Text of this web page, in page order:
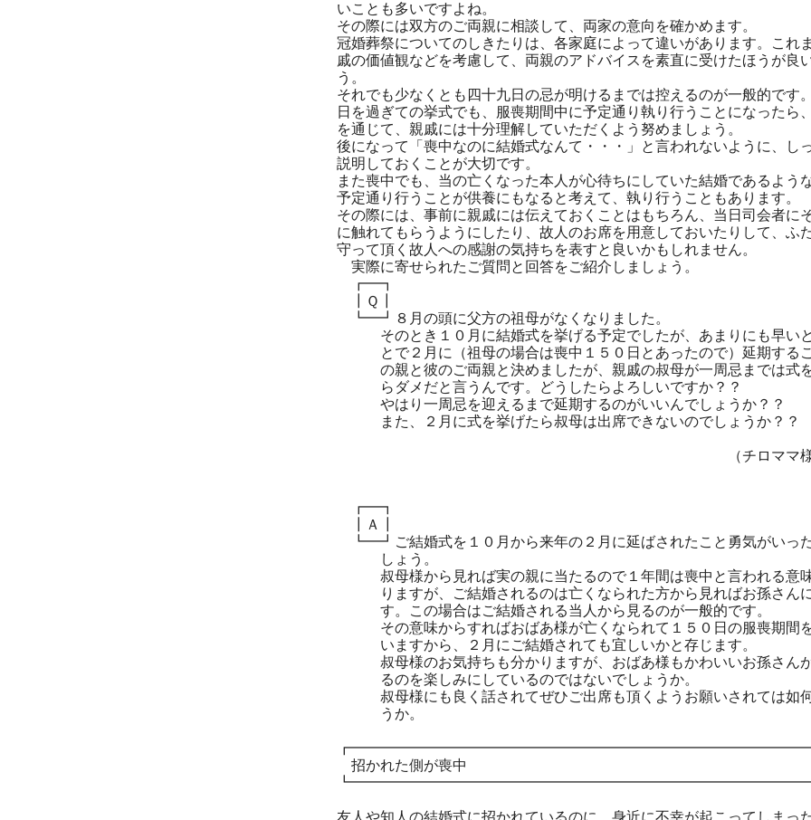
いことも多いですよね。
その際には双方のご両親に相談して、両家の意向を確かめます。
冠婚葬祭についてのしきたりは、各家庭によって違いがあります。これ
戚の価値観などを考慮して、両親のアドバイスを素直に受けたほうが良
う。
それでも少なくとも四十九日の忌が明けるまでは控えるのが一般的です
日を過ぎての挙式でも、服喪期間中に予定通り執り行うことになったら
を通じて、親戚には十分理解していただくよう努めましょう。
後になって「喪中なのに結婚式なんて・・・」と言われないように、し
説明しておくことが大切です。
また喪中でも、当の亡くなった本人が心待ちにしていた結婚であるよう
予定通り行うことが供養にもなると考えて、執り行うこともあります。
その際には、事前に親戚には伝えておくことはもちろん、当日司会者に
に触れてもらうようにしたり、故人のお席を用意しておいたりして、ふ
守って頂く故人への感謝の気持ちを表すと良いかもしれません。
実際に寄せられたご質問と回答をご紹介しましょう。
┏━┓
┃Ｑ┃
┗━┛８月の頭に父方の祖母がなくなりました。
そのとき１０月に結婚式を挙げる予定でしたが、あまりにも早い
とで２月に（祖母の場合は喪中１５０日とあったので）延期する
の親と彼のご両親と決めましたが、親戚の叔母が一周忌までは式
らダメだと言うんです。どうしたらよろしいですか？？
やはり一周忌を迎えるまで延期するのがいいんでしょうか？？
また、２月に式を挙げたら叔母は出席できないのでしょうか？？
（チロママ様
┏━┓
┃Ａ┃
┗━┛ご結婚式を１０月から来年の２月に延ばされたこと勇気がいっ
しょう。
叔母様から見れば実の親に当たるので１年間は喪中と言われる意
りますが、ご結婚されるのは亡くなられた方から見ればお孫さん
す。この場合はご結婚される当人から見るのが一般的です。
その意味からすればおばあ様が亡くなられて１５０日の服喪期間
いますから、２月にご結婚されても宜しいかと存じます。
叔母様のお気持ちも分かりますが、おばあ様もかわいいお孫さん
るのを楽しみにしているのではないでしょうか。
叔母様にも良く話されてぜひご出席も頂くようお願いされては如
うか。
招かれた側が喪中
友人や知人の結婚式に招かれているのに、身近に不幸が起こってしまっ